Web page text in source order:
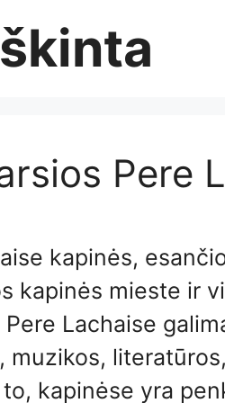
Pere
kapinės,
kapinės mieste ir
Pere Lachaise
muzikos,
kapinėse yra